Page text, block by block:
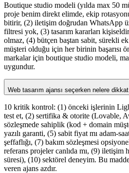
Boutique studio modeli (yılda max 50
proje benim direkt elimde, ekip
bitirir, (2) iletişim doğrudan WhatsApp
filtresi yok, (3) tasarım kararları
olmaz, (4) bütçen baştan sabit, sürekli
müşteri olduğu için her birinin başarısı
markalar için boutique studio modeli,
uygundur.
Web tasarım ajansı seçerken nelere
10 kritik kontrol: (1) önceki işlerinin
test et, (2) sertifika & otorite (Lovable,
sözleşmede sahiplik (kod + domain
yazılı garanti, (5) sabit fiyat mı adam-
şeffaflığı, (7) bakım sözleşmesi
referans projeler canlıda mı, (9) iletişim
süresi), (10) sektörel deneyim. Bu
veren ajans azdır.